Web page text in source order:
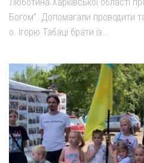
Богом”. Допомагали проводити
о. Ігорю Табаці брати із...